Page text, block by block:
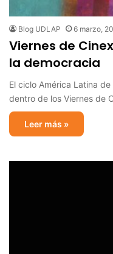
Blog UDLAP 6 marzo,
Viernes de
la democracia
El ciclo América Latina
dentro de los Viernes de
Leer más »